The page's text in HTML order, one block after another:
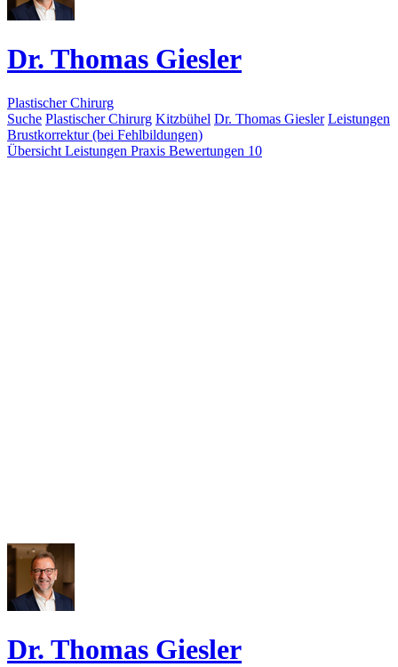
Dr. Thomas Giesler
Plastischer Chirurg
Suche Plastischer Chirurg Kitzbühel Dr. Thomas Giesler Leistungen
Brustkorrektur (bei Fehlbildungen)
Übersicht Leistungen Praxis Bewertungen 10
Dr. Thomas Giesler